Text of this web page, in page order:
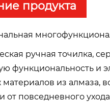
продукта
ручная точилка,
функциональность и
из алмаза,
от повседневного